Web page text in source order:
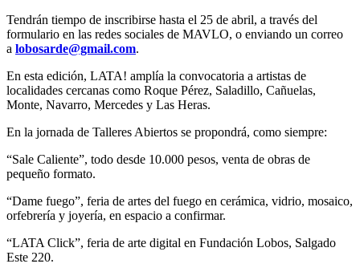
Tendrán tiempo de inscribirse hasta el 25 de abril, a través del
formulario en las redes sociales de MAVLO, o enviando un correo
a lobosarde@gmail.com.
En esta edición, LATA! amplía la convocatoria a artistas de
localidades cercanas como Roque Pérez, Saladillo, Cañuelas,
Monte, Navarro, Mercedes y Las Heras.
En la jornada de Talleres Abiertos se propondrá, como siempre:
“Sale Caliente”, todo desde 10.000 pesos, venta de obras de
pequeño formato.
“Dame fuego”, feria de artes del fuego en cerámica, vidrio, mosaico,
orfebrería y joyería, en espacio a confirmar.
“LATA Click”, feria de arte digital en Fundación Lobos, Salgado
Este 220.